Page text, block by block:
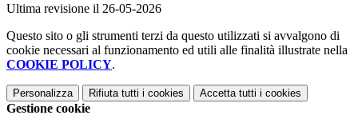
Ultima revisione il 26-05-2026
Questo sito o gli strumenti terzi da questo utilizzati si avvalgono di
cookie necessari al funzionamento ed utili alle finalità illustrate nella
COOKIE POLICY.
Personalizza Rifiuta tutti i cookies Accetta tutti i cookies
Gestione cookie